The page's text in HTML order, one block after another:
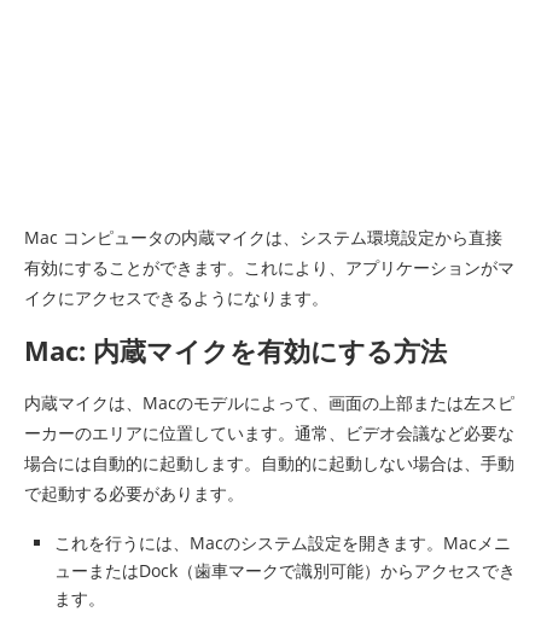
Mac コンピュータの内蔵マイクは、システム環境設定から直接
有効にすることができます。これにより、アプリケーションがマ
イクにアクセスできるようになります。
Mac: 内蔵マイクを有効にする方法
内蔵マイクは、Macのモデルによって、画面の上部または左スピ
ーカーのエリアに位置しています。通常、ビデオ会議など必要な
場合には自動的に起動します。自動的に起動しない場合は、手動
で起動する必要があります。
これを行うには、Macのシステム設定を開きます。Macメニ
ューまたはDock（歯車マークで識別可能）からアクセスでき
ます。